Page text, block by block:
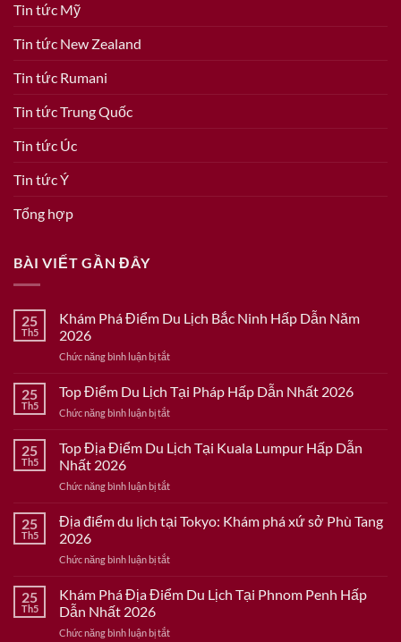
Tin tức Mỹ
Tin tức New Zealand
Tin tức Rumani
Tin tức Trung Quốc
Tin tức Úc
Tin tức Ý
Tổng hợp
BÀI VIẾT GẦN ĐÂY
25
Th5
Khám Phá Điểm Du Lịch Bắc Ninh Hấp Dẫn Năm
2026
Chức năng bình luận bị tắtở
Phá
Điểm
Du
Bắc
Dẫn
2026
25
Th5
Top Điểm Du Lịch Tại Pháp Hấp Dẫn Nhất 2026
Chức năng bình luận bị tắtở
Điểm
Du
Tại
Hấp
2026
25
Th5
Top Địa Điểm Du Lịch Tại Kuala Lumpur Hấp Dẫn
Nhất 2026
Chức năng bình luận bị tắtở
Địa
Điểm
Lịch
Kuala
Dẫn
25
Th5
Địa điểm du lịch tại Tokyo: Khám phá xứ sở Phù Tang
2026
Chức năng bình luận bị tắtở
điểm
du
tại
25
Th5
Khám Phá Địa Điểm Du Lịch Tại Phnom Penh Hấp
Dẫn Nhất 2026
Chức năng bình luận bị tắtở